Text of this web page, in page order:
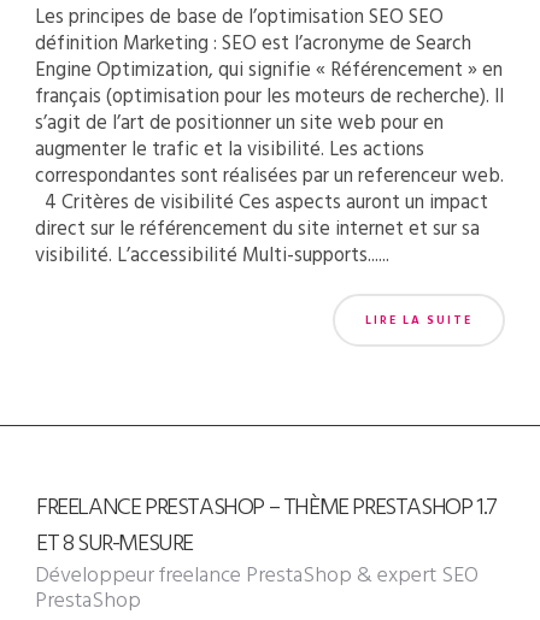
Les principes de base de l’optimisation SEO SEO
définition Marketing : SEO est l’acronyme de Search
Engine Optimization, qui signifie « Référencement » en
français (optimisation pour les moteurs de recherche). Il
s’agit de l’art de positionner un site web pour en
augmenter le trafic et la visibilité. Les actions
correspondantes sont réalisées par un referenceur web.
4 Critères de visibilité Ces aspects auront un impact
direct sur le référencement du site internet et sur sa
visibilité. L’accessibilité Multi-supports......
LIRE LA SUITE
FREELANCE PRESTASHOP – THÈME PRESTASHOP 1.7
ET 8 SUR-MESURE
Développeur freelance PrestaShop & expert SEO
PrestaShop